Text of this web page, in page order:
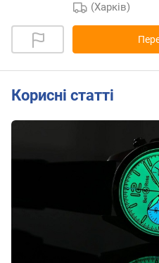
(Харків)
Корисні статті